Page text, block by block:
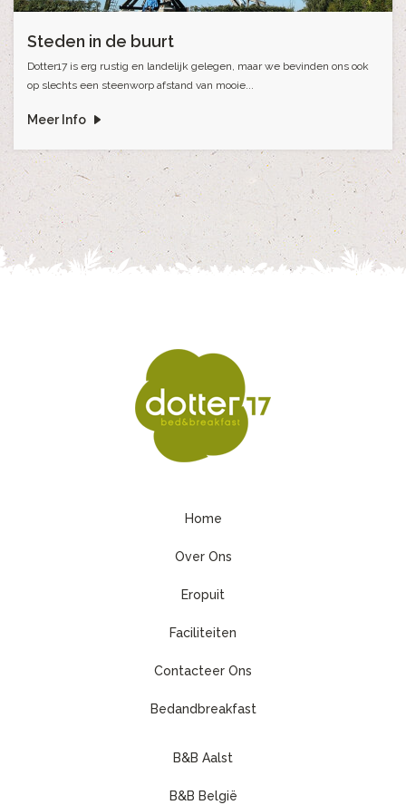
Steden in de buurt
Dotter17 is erg rustig en landelijk gelegen, maar we bevinden ons ook
op slechts een steenworp afstand van mooie...
Meer Info
Home
Over Ons
Eropuit
Faciliteiten
Contacteer Ons
Bedandbreakfast
B&B Aalst
B&B België